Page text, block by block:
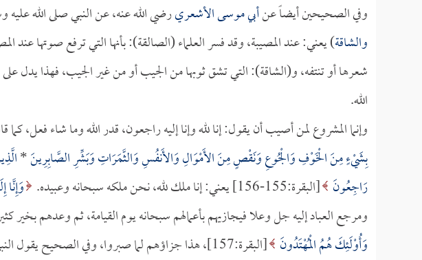
وفي الصحيحين أيضاً عنأبي موسى الأشعريرضي الله عنه، عن النبي صلى الله عليه
والشاقة) يعني: عند المصيبة، وقد فسر العلماء (الصالقة): بأنها التي ترفع صوتها عند
شعرها أو تنتفه، و(الشاقة): التي تشق ثوبها من الجيب أو من غير الجيب، فهذا يدل
الله.
وإنما المشروع لمن أصيب أن يقول: إنا لله وإنا إليه راجعون، قدر الله وما شاء فعل،
بِشَيْءٍ مِنَ الْخَوْفِ وَالْجُوعِ وَنَقْصٍ مِنَ الأَمْوَالِ وَالأَنفُسِ وَالثَّمَرَاتِ وَبَشِّرِ الصَّابِرِينَ*
رَاجِعُونَ [البقرة:155-156] يعني: إنا ملك لله، نحن ملكه سبحانه وعبيده.
ومرجع العباد إليه جل وعلا فيجازيهم بأعمالهم سبحانه يوم القيامة، ثم وعدهم بخير
وَأُوْلَئِكَ هُمُ الْمُهْتَدُونَ [البقرة:157]، هذا جزاؤهم لما صبروا، وفي الصحيح يقول النبي صلى الله عليه وسلم: (